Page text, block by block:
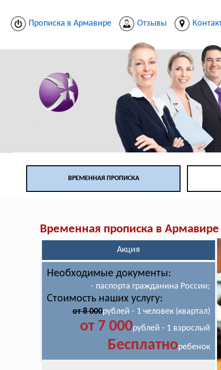
Прописка в Армавире Отзывы
ВРЕМЕННАЯ ПРОПИСКА
Временная прописка в Армавире
Акция
Необходимые документы:
- паспорта гражданина России;
Стоимость наших услугу:
от 8 000рублей - 1 человек (квартал)
от 7 000рублей - 1 взрослый
Бесплатноребенок